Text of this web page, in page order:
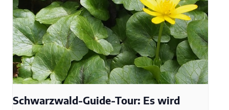
Schwarzwald-Guide-Tour: Es wird